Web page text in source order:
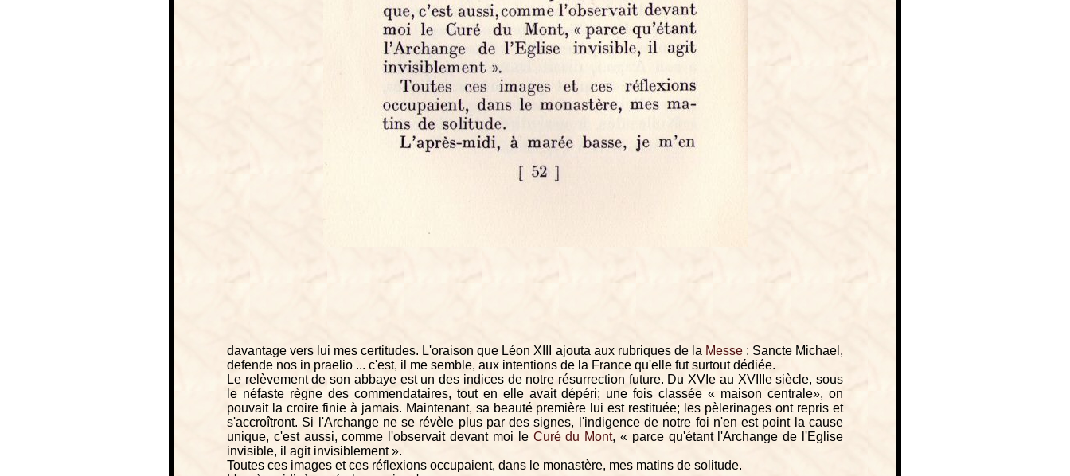
davantage vers lui mes certitudes. L'oraison que Léon XIII ajouta aux rubriques de la Messe: Sancte Michael,
defende nos in praelio ... c'est, il me semble, aux intentions de la France qu'elle fut surtout dédiée.
Le relèvement de son abbaye est un des indices de notre résurrection future. Du XVIe au XVIIIe siècle, sous
le néfaste règne des commendataires, tout en elle avait dépéri; une fois classée « maison centrale», on
pouvait la croire finie à jamais. Maintenant, sa beauté première lui est restituée; les pèlerinages ont repris et
s'accroîtront. Si l'Archange ne se révèle plus par des signes, l'indigence de notre foi n'en est point la cause
unique, c'est aussi, comme l'observait devant moi le Curé du Mont, « parce qu'étant l'Archange de l'Eglise
invisible, il agit invisiblement ».
Toutes ces images et ces réflexions occupaient, dans le monastère, mes matins de solitude.